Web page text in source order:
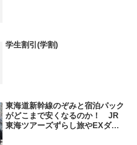
学生割引(学割)
東海道新幹線のぞみと宿泊パック
がどこまで安くなるのか！ JR
東海ツアーズずらし旅やEXダイ